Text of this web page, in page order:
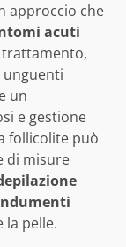
approccio che
acuti
trattamento,
unguenti
un
e gestione
follicolite può
di misure
la pelle.